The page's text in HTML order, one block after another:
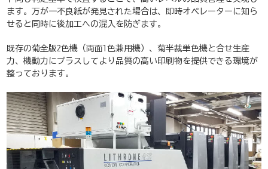
ます。万が一不良紙が発見された場合は、即時オペレーターに知ら
せると同時に後加工への混入を防ぎます。
既存の菊全版2色機（両面1色兼用機）、菊半裁単色機と合せ生産
力、機動力にプラスしてより品質の高い印刷物を提供できる環境が
整っております。